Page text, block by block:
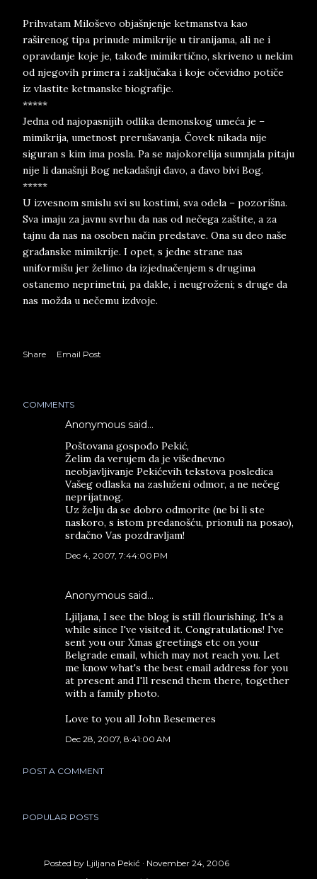
Prihvatam Miloševo objašnjenje ketmanstva kao
raširenog tipa prinude mimikrije u tiranijama, ali ne i
opravdanje koje je, takođe mimikrtično, skriveno u nekim
od njegovih primera i zaključaka i koje očevidno potiče
iz vlastite ketmanske biografije.
*****
Jedna od najopasnijih odlika demonskog umeća je –
mimikrija, umetnost prerušavanja. Čovek nikada nije
siguran s kim ima posla. Pa se najokorelija sumnjala pitaju
nije li današnji Bog nekadašnji đavo, a đavo bivi Bog.
*****
U izvesnom smislu svi su kostimi, sva odela – pozorišna.
Sva imaju za javnu svrhu da nas od nečega zaštite, a za
tajnu da nas na osoben način predstave. Ona su deo naše
građanske mimikrije. I opet, s jedne strane nas
uniformišu jer želimo da izjednačenjem s drugima
ostanemo neprimetni, pa dakle, i neugroženi; s druge da
nas možda u nečemu izdvoje.
Share Email Post
COMMENTS
Anonymous said…
Poštovana gospođo Pekić,
Želim da verujem da je višednevno
neobjavljivanje Pekićevih tekstova posledica
Vašeg odlaska na zasluženi odmor, a ne nečeg
neprijatnog.
Uz želju da se dobro odmorite (ne bi li ste
naskoro, s istom predanošću, prionuli na posao),
srdačno Vas pozdravljam!
Dec 4, 2007, 7:44:00 PM
Anonymous said…
Ljiljana, I see the blog is still flourishing. It's a
while since I've visited it. Congratulations! I've
sent you our Xmas greetings etc on your
Belgrade email, which may not reach you. Let
me know what's the best email address for you
at present and I'll resend them there, together
with a family photo.
Love to you all John Besemeres
Dec 28, 2007, 8:41:00 AM
POST A COMMENT
POPULAR POSTS
Posted by Ljiljana Pekić November 24, 2006